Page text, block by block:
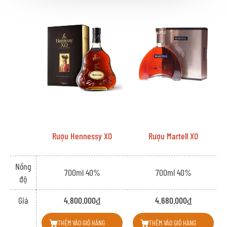
chai cao, cổ thon dài, nhãn xanh navy cổ điển phối cùng tem sáp và chữ ký
Édouard Martell – tất cả mang lại cảm giác trang trọng, đĩnh đạc như một
quý ông Pháp mặc tuxedo bước vào vũ hội.
Nút chai làm từ gỗ ép cao cấp, kết hợp cùng lớp seal sáp niêm phong,
không chỉ đảm bảo chất lượng bảo quản mà còn là tuyên ngôn thẩm mỹ
Rượu có màu hổ phách đậm ánh đồng – một dấu hiệu của sự lão hóa lâu
năm và sử dụng thùng gỗ sồi cao cấp.
Hương thơm:
Cordon Bleu mở ra bằng tầng hương phức hợp: mứt cam, mận khô, gừng,
kèm theo chút quế và đinh hương. Kế đến là hoa violet, mật ong và sáp
Rượu Hennessy XO Rượu Martell XO
Nồng
độ
700ml 40% 700ml 40%
Giá 4.800.000₫
THÊM VÀO GIỎ HÀNG
4.680.000₫
THÊM VÀO GIỎ HÀNG